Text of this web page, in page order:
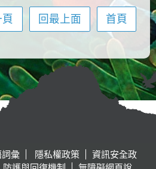
頁 回最上面 首頁
詞彙 隱私權政策
資訊安全政